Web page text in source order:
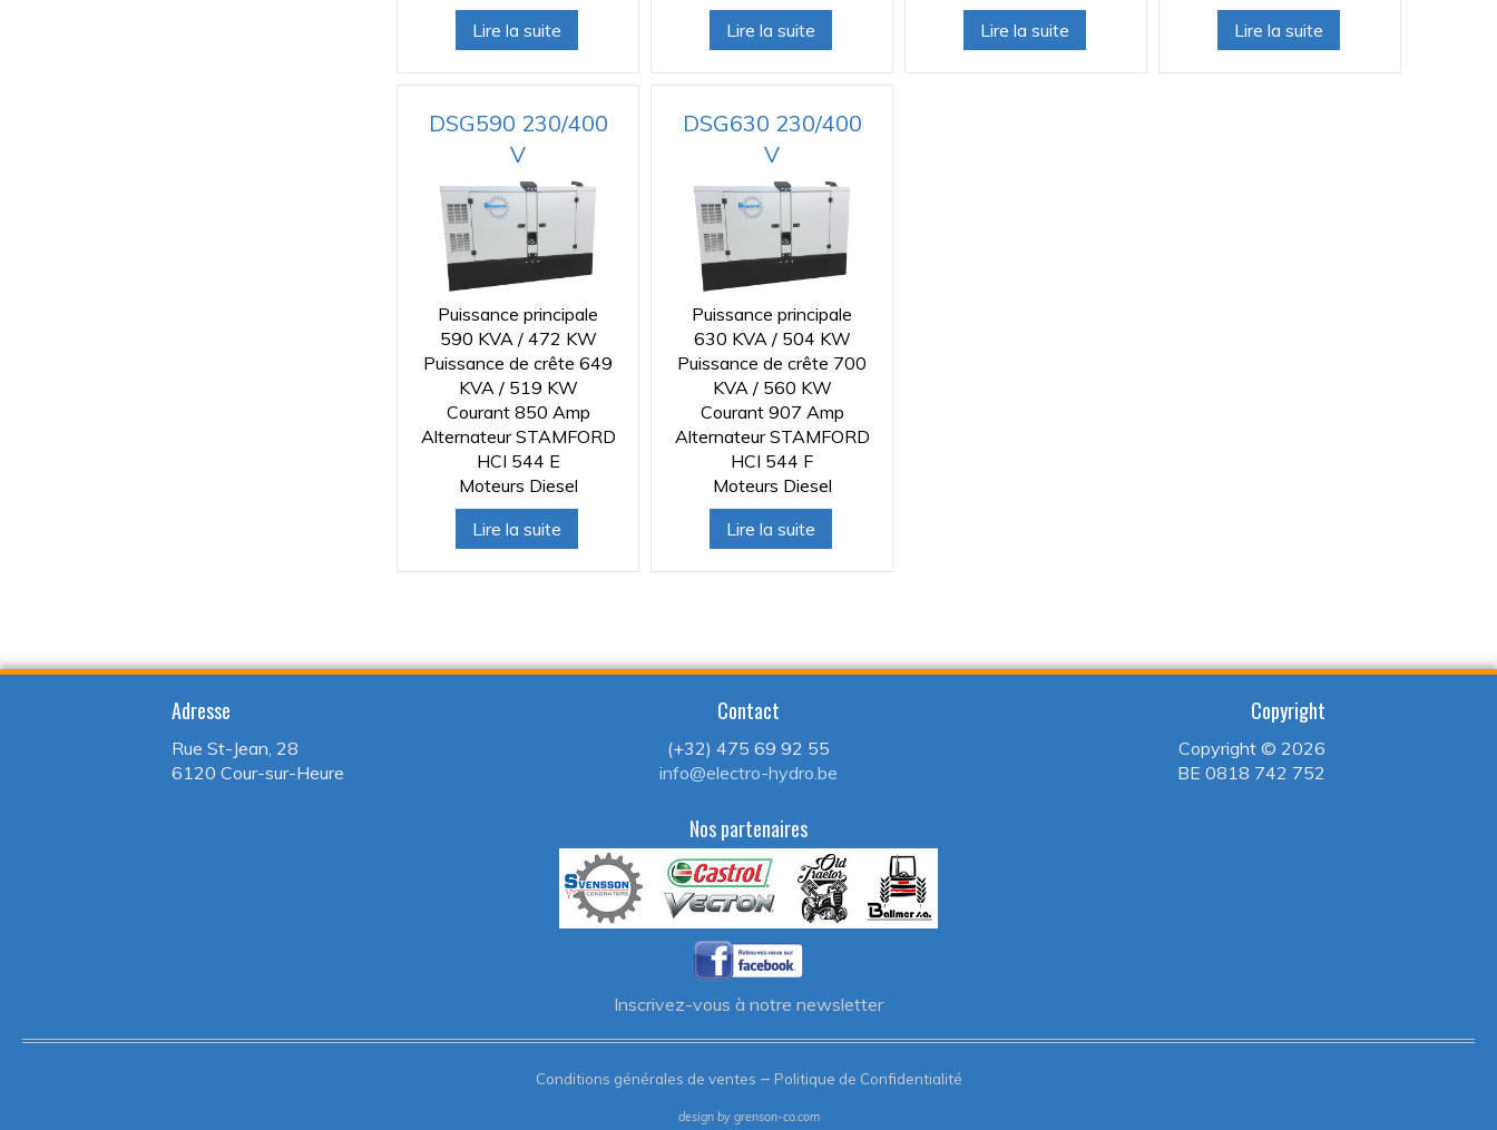
Lire la suite
Lire la suite
Lire la suite
Lire la suite
DSG590 230/400
V
Puissance principale
590 KVA / 472 KW
Puissance de crête 649
KVA / 519 KW
Courant 850 Amp
Alternateur STAMFORD
HCI 544 E
Moteurs Diesel
Lire la suite
DSG630 230/400
V
Puissance principale
630 KVA / 504 KW
Puissance de crête 700
KVA / 560 KW
Courant 907 Amp
Alternateur STAMFORD
HCI 544 F
Moteurs Diesel
Lire la suite
Adresse
Rue St-Jean, 28
6120 Cour-sur-Heure
Contact
(+32) 475 69 92 55
info@electro-hydro.be
Copyright
Copyright © 2026
BE 0818 742 752
Nos partenaires
Inscrivez-vous à notre newsletter
Conditions générales de ventes – Politique de Confidentialité
design by grenson-co.com